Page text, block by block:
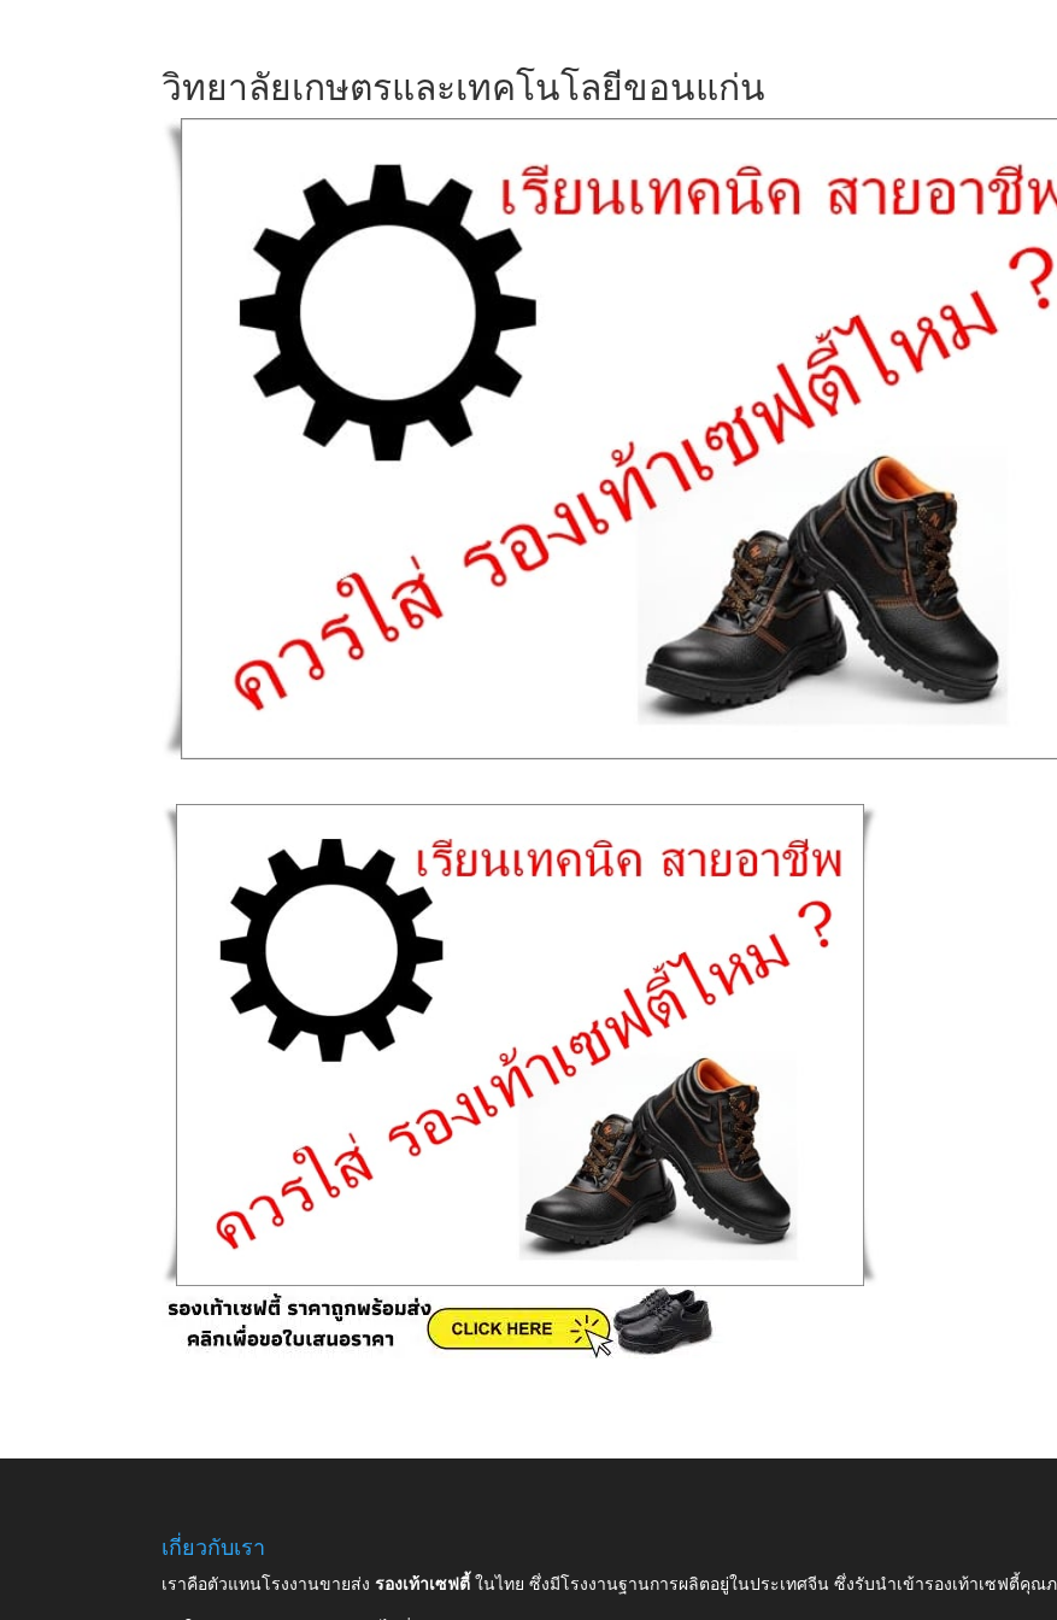
วิทยาลัยเกษตรและเทคโนโลยีขอนแก่น
เกี่ยวกับเรา
เราคือตัวแทนโรงงานขายส่งรองเท้าเซฟตี้ในไทย ซึ่งมีโรงงานฐานการผลิตอยู่ในประเทศจีน ซึ่งรับนำเข้ารองเท้าเซฟตี้คุ